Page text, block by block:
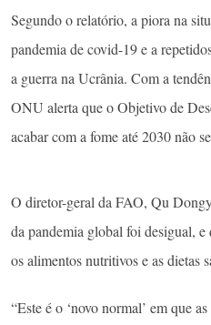
Segundo o relatório, a piora na
pandemia de covid-19 e a
a guerra na Ucrânia. Com a
ONU alerta que o Objetivo de
acabar com a fome até 2030 não
O diretor-geral da FAO, Qu
da pandemia global foi desigual,
os alimentos nutritivos e as dietas
“Este é o ‘novo normal’ em que